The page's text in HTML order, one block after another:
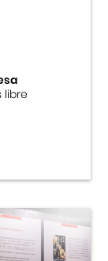
libre